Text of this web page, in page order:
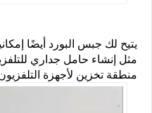
يتيح لك جبس البورد أيضًا
مثل إنشاء حامل جداري
منطقة تخزين لأجهزة